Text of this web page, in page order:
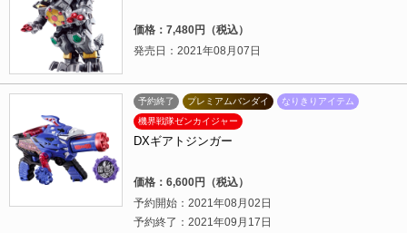
価格：7,480円（税込）
発売日：2021年08月07日
予約終了 プレミアムバンダイ
なりきりアイテム
機界戦隊ゼンカイジャー
DXギアトジンガー
価格：6,600円（税込）
予約開始：2021年08月02日
予約終了：2021年09月17日